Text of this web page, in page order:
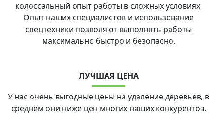
колоссальный опыт работы в сложных условиях.
Опыт наших специалистов и использование
спецтехники позволяют выполнять работы
максимально быстро и безопасно.
ЛУЧШАЯ ЦЕНА
У нас очень выгодные цены на удаление деревьев, в
среднем они ниже цен многих наших конкурентов.